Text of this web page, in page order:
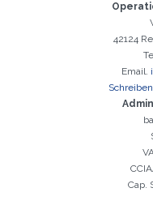
42124
Email.
Cap.